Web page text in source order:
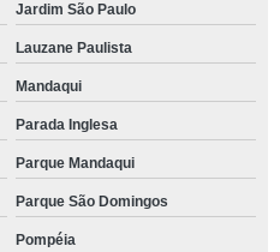
Jardim São Paulo
Lauzane Paulista
Mandaqui
Parada Inglesa
Parque Mandaqui
Parque São Domingos
Pompéia